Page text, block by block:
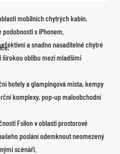
mobilních chytrých kabin,
s iPhonem.
a snadno nasaditelné chytré
oblibu mezi mladšími
hotely a glampingová místa, kempy
komplexy, pop-up maloobchodní
Fsilon v oblasti prostorové
poslání odemknout neomezený
scénáři.